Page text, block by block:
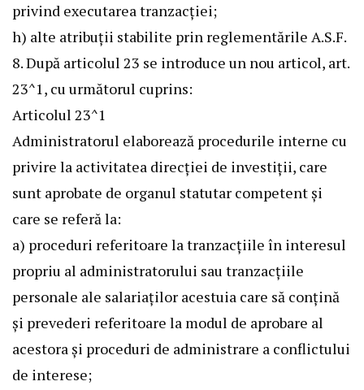
privind executarea tranzacției;
h) alte atribuții stabilite prin reglementările A.S.F.
8. După articolul 23 se introduce un nou articol, art.
23^1, cu următorul cuprins:
Articolul 23^1
Administratorul elaborează procedurile interne cu
privire la activitatea direcției de investiții, care
sunt aprobate de organul statutar competent și
care se referă la:
a) proceduri referitoare la tranzacțiile în interesul
propriu al administratorului sau tranzacțiile
personale ale salariaților acestuia care să conțină
și prevederi referitoare la modul de aprobare al
acestora și proceduri de administrare a conflictului
de interese;